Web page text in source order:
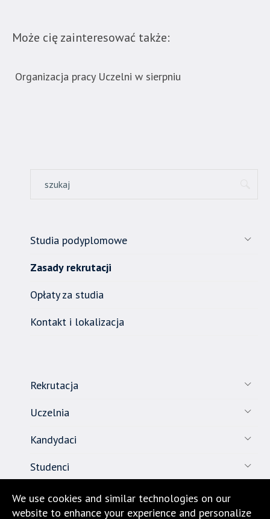
Może cię zainteresować także:
Organizacja pracy Uczelni w sierpniu
Studia podyplomowe
Zasady rekrutacji
Opłaty za studia
Kontakt i lokalizacja
Rekrutacja
Uczelnia
Kandydaci
Studenci
Pracownicy
We use cookies and similar technologies on our
website to enhance your experience and personalize